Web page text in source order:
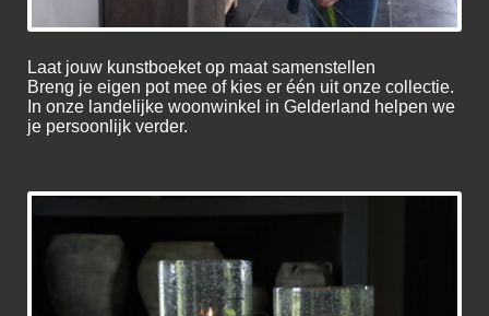
Laat jouw kunstboeket op maat samenstellen
Breng je eigen pot mee of kies er één uit onze collectie.
In onze landelijke woonwinkel in Gelderland helpen we
je persoonlijk verder.